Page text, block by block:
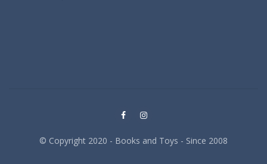
© Copyright 2020 - Books and Toys - Since 2008